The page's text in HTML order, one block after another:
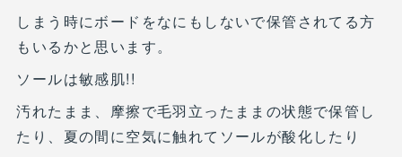
しまう時にボードをなにもしないで保管されてる方
もいるかと思います。
ソールは敏感肌!!
汚れたまま、摩擦で毛羽立ったままの状態で保管し
たり、夏の間に空気に触れてソールが酸化したり